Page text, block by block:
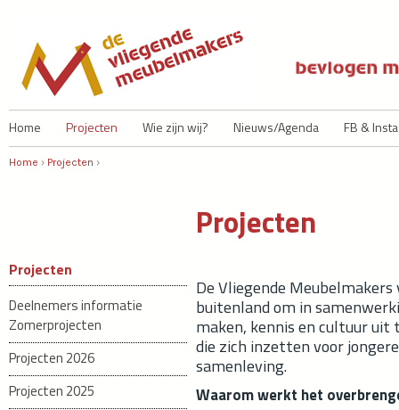
Home Projecten Wie zijn wij? Nieuws/Agenda FB &
U bent hier
Home › Projecten ›
Projecten
Deelnemers informatie
Zomerprojecten
Projecten 2026
Projecten 2025
Projecten
De Vliegende
buitenland om in
maken, kennis en cultuur uit
die zich inzetten voor
samenleving.
Waarom werkt het